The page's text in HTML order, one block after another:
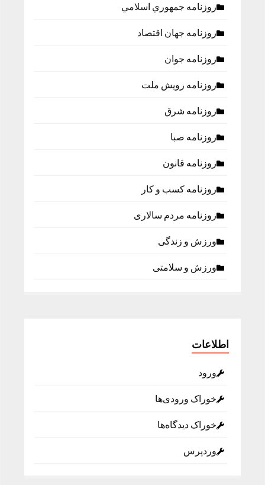
روزنامه جمهوري اسلامي
روزنامه جهان اقتصاد
روزنامه جوان
روزنامه رویش ملت
روزنامه شرق
روزنامه صبا
روزنامه قانون
روزنامه كسب و كار
روزنامه مردم سالاری
ورزش و زندگی
ورزش و سلامتی
اطلاعات
ورود
خوراک ورودی‌ها
خوراک دیدگاه‌ها
وردپرس